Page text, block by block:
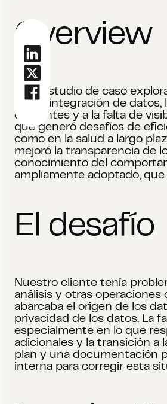
Overview
Este estudio de caso
con la integración de
diferentes y a la falta de
que generó desafíos de
como en la salud a largo
mejoró la transparencia de
conocimiento del
ampliamente adoptado,
El desafío
Nuestro cliente tenía
análisis y otras operaciones
abarcaba el origen de los
privacidad de los datos. La
especialmente en lo que
adicionales y la transición a
plan y una documentación
interna para corregir esta